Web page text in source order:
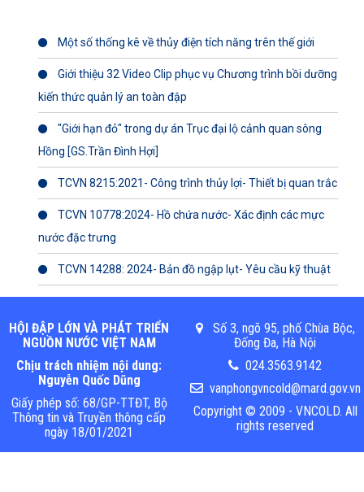
Một số thống kê về thủy điện tích năng trên thế giới
Giới thiệu 32 Video Clip phục vụ Chương trình bồi dưỡng
kiến thức quản lý an toàn đập
"Giới hạn đỏ" trong dự án Trục đại lộ cảnh quan sông
Hồng [GS.Trần Đình Hợi]
TCVN 8215:2021- Công trình thủy lợi- Thiết bị quan trắc
TCVN 10778:2024- Hồ chứa nước- Xác định các mực
nước đặc trưng
TCVN 14288: 2024- Bản đồ ngập lụt- Yêu cầu kỹ thuật
HỘI ĐẬP LỚN VÀ PHÁT TRIỂN
NGUỒN NƯỚC VIỆT NAM
Chịu trách nhiệm nội dung:
Nguyễn Quốc Dũng
Giấy phép số: 68/GP-TTĐT, Bộ
Thông tin và Truyền thông cấp
ngày 18/01/2021
Số 3, ngõ 95, phố Chùa Bộc,
Đống Đa, Hà Nội
024.3563.9142
vanphongvncold@mard.gov.vn
Copyright © 2009 - VNCOLD. All
rights reserved